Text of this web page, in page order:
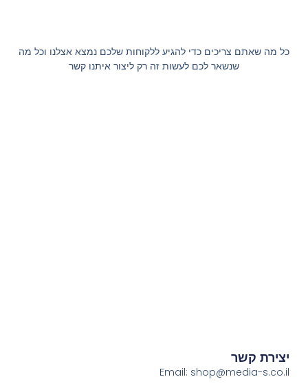
כל מה שאתם צריכים כדי להגיע ללקוחות שלכם נמצא אצלנו וכל מה
שנשאר לכם לעשות זה רק ליצור איתנו קשר
יצירת קשר
Email: shop@media-s.co.il